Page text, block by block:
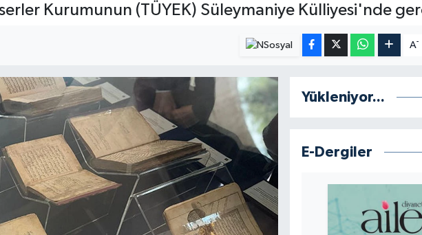
Kurumunun (TÜYEK) Süleymaniye Külliyesi'nde
A-
Yükleniyor...
E-Dergiler